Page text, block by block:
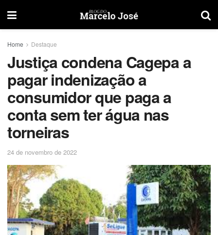
Home Destaque
Justiça condena Cagepa a
pagar indenização a
consumidor que paga a
conta sem ter água nas
torneiras
24 de novembro de 2022